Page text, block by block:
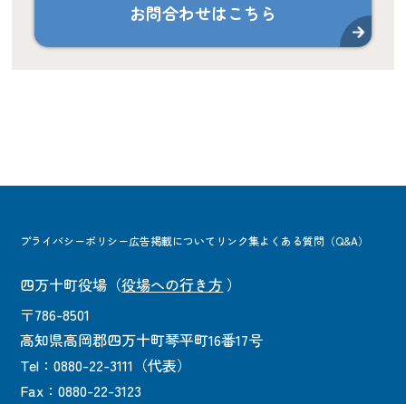
お問合わせはこちら
プライバシーポリシー広告掲載について リンク集よくある質問（Q&A）
四万十町役場 （役場への行き方 ）
〒786-8501
高知県高岡郡四万十町琴平町16番17号
Tel：0880-22-3111（代表）
Fax：0880-22-3123